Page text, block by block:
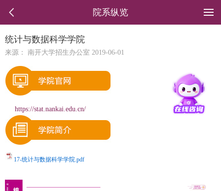
院系纵览
统计与数据科学学院
来源： 南开大学招生办公室 2019-06-01
https://stat.nankai.edu.cn/
17-统计与数据科学学院.pdf